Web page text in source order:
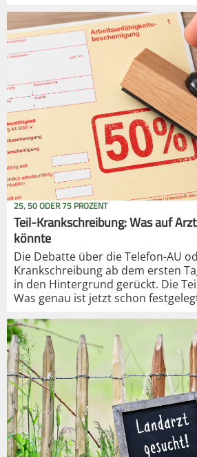
25, 50 ODER 75 PROZENT
Teil-Krankschreibung: Was auf
könnte
Die Debatte über die Telefon-AU
Krankschreibung ab dem ersten
in den Hintergrund gerückt. Die
Was genau ist jetzt schon